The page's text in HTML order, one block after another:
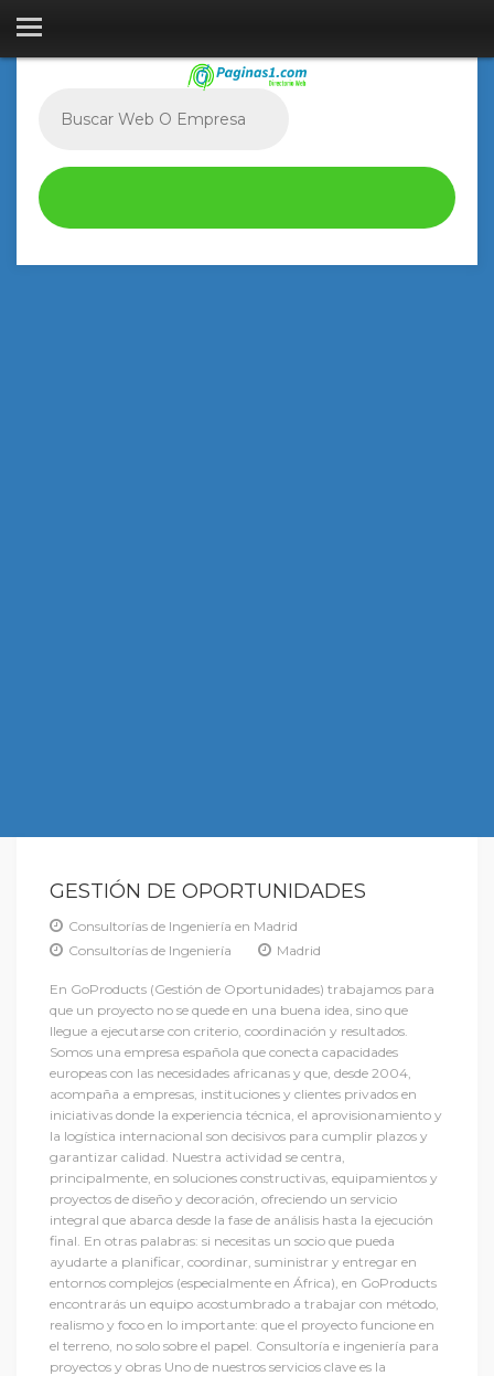
GESTIÓN DE OPORTUNIDADES
Consultorías de Ingeniería en Madrid
Consultorías de Ingeniería
Madrid
En GoProducts (Gestión de Oportunidades) trabajamos para
que un proyecto no se quede en una buena idea, sino que
llegue a ejecutarse con criterio, coordinación y resultados.
Somos una empresa española que conecta capacidades
europeas con las necesidades africanas y que, desde 2004,
acompaña a empresas, instituciones y clientes privados en
iniciativas donde la experiencia técnica, el aprovisionamiento y
la logística internacional son decisivos para cumplir plazos y
garantizar calidad. Nuestra actividad se centra,
principalmente, en soluciones constructivas, equipamientos y
proyectos de diseño y decoración, ofreciendo un servicio
integral que abarca desde la fase de análisis hasta la ejecución
final. En otras palabras: si necesitas un socio que pueda
ayudarte a planificar, coordinar, suministrar y entregar en
entornos complejos (especialmente en África), en GoProducts
encontrarás un equipo acostumbrado a trabajar con método,
realismo y foco en lo importante: que el proyecto funcione en
el terreno, no solo sobre el papel. Consultoría e ingeniería para
proyectos y obras Uno de nuestros servicios clave es la